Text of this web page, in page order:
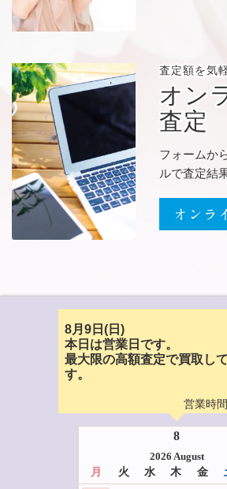
査定額を気
オン
査定
フォームか
ルで査定結
8月9日(日)
本日は営業日です。
最大限の高額査定で買取し
す。
営業時
8
2026 August
月
火 水 木 金